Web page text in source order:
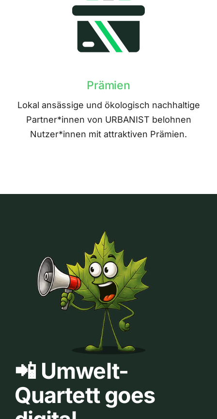
Prämien
Lokal ansässige und ökologisch nachhaltige
Partner*innen von URBANIST belohnen
Nutzer*innen mit attraktiven Prämien.
📲 Umwelt-
Quartett goes